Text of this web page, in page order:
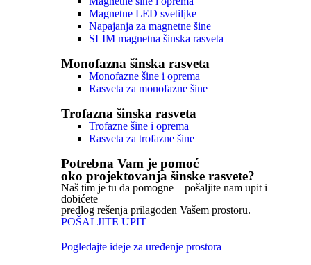
Magnetne LED svetiljke
Napajanja za magnetne šine
SLIM magnetna šinska rasveta
Monofazna šinska rasveta
Monofazne šine i oprema
Rasveta za monofazne šine
Trofazna šinska rasveta
Trofazne šine i oprema
Rasveta za trofazne šine
Potrebna Vam je pomoć
oko projektovanja šinske rasvete?
Naš tim je tu da pomogne – pošaljite nam upit i
dobićete
predlog rešenja prilagođen Vašem prostoru.
POŠALJITE UPIT
Pogledajte ideje za uređenje prostora